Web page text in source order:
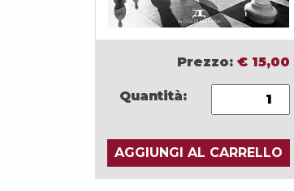
Prezzo: € 15,00
Quantità:
AGGIUNGI AL CARRELLO